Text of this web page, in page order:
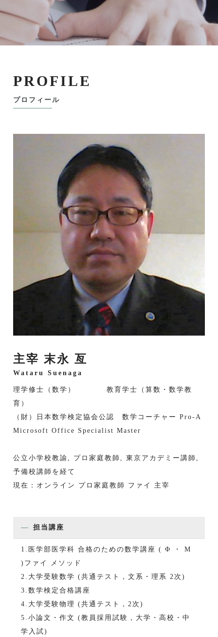
PROFILE
プロフィール
主宰 末永 亙
Wataru Suenaga
理学修士（数学） 教育学士（算数・数学教
育）
（財）日本数学検定協会公認 数学コーチャー Pro-A
Microsoft Office Specialist Master
公立小学校教諭, プロ家庭教師, 東京アカデミー講師,
予備校講師を経て
現在：オンライン プロ家庭教師 ファイ 主宰
担当講座
1.医学部医学科 合格のための数学講座 ( Φ ・ M
)ファイ メソッド
2.大学受験数学 (共通テスト，文系・理系 2次)
3.数学検定合格講座
4.大学受験物理 (共通テスト，2次)
5.小論文・作文 (教員採用試験，大学・高校・中
学入試)